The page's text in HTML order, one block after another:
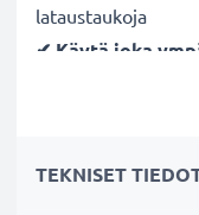
lataustaukoja
✔ Käytä joka
✔ Täysi teho
TEKNISET